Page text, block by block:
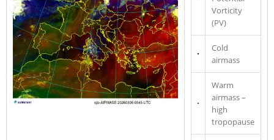
Vorticity
(PV)
Cold
airmass
Warm
airmass –
high
tropopause